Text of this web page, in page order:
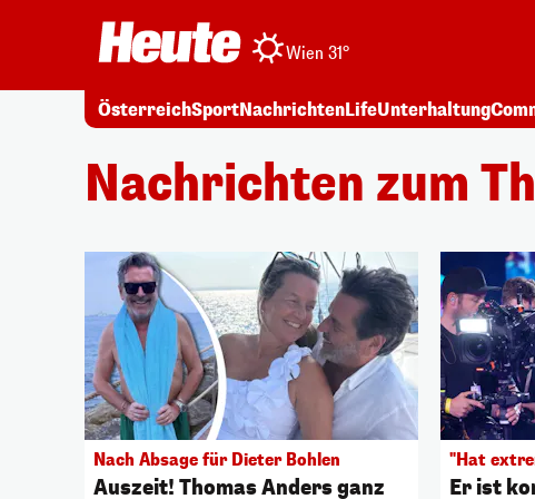
Wien 31°
ÖsterreichSportNachrichtenLifeUnterhaltung
Nachrichten zum
Nach Absage für Dieter Bohlen
Auszeit! Thomas Anders ganz
"Hat
Er ist